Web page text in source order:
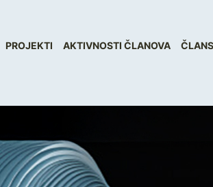
PROJEKTI AKTIVNOSTI ČLANOVA